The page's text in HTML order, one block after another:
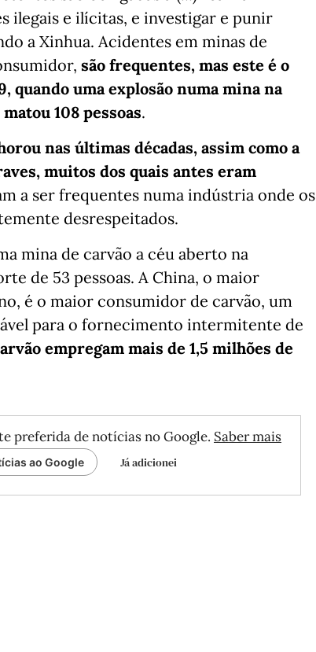
ilegais e ilícitas, e investigar e punir
a Xinhua. Acidentes em minas de
são frequentes, mas este é o
quando uma explosão numa mina na
108 pessoas.
nas últimas décadas, assim como a
muitos dos quais antes eram
a ser frequentes numa indústria onde os
desrespeitados.
mina de carvão a céu aberto na
de 53 pessoas. A China, o maior
é o maior consumidor de carvão, um
para o fornecimento intermitente de
empregam mais de 1,5 milhões de
preferida de notícias no Google. Saber mais
ao Google Já adicionei